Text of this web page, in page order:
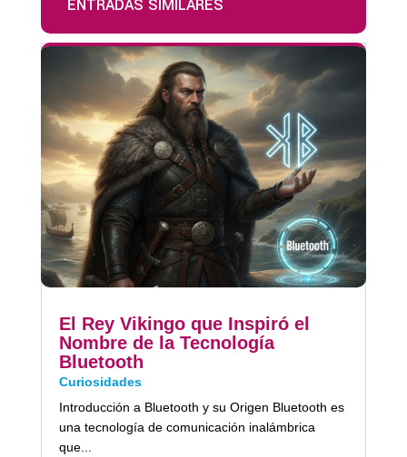
ENTRADAS SIMILARES
El Rey Vikingo que Inspiró el
Nombre de la Tecnología
Bluetooth
Curiosidades
Introducción a Bluetooth y su Origen Bluetooth es
una tecnología de comunicación inalámbrica
que...